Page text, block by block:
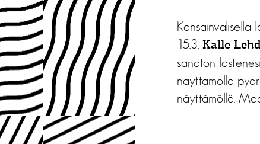
15.3. Kalle
sanaton
näyttämöllä
näyttämöllä.